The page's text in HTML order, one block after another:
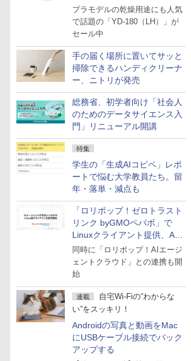
プラモデルの乾燥用途にも人気
で話題の「YD-180（LH）」が
セール中
手の届く場所に置いてサッと
掃除できるハンディクリーナ
ー、ニトリが発売
総務省、初学者向け「社会人
のためのデータサイエンス入
門」リニューアル開講
特集
学生の「生成AIコピペ」レポ
ートで悩む大学教員たち。留
年・落単・減点も
「ロリポップ！ゼロトラスト
リンク byGMOペパボ」で
Linuxクライアント提供、AI
エージェントの接続が容易に
同時に「ロリポップ！AIエージ
ェントクラウド」との連携も開
始
連載
自宅Wi-Fiの“わからな
い”をスッキリ！
Androidの写真と動画をMac
にUSBケーブル接続でバック
アップする